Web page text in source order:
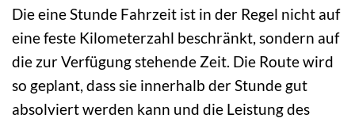
Die eine Stunde Fahrzeit ist in der Regel nicht auf
eine feste Kilometerzahl beschränkt, sondern auf
die zur Verfügung stehende Zeit. Die Route wird
so geplant, dass sie innerhalb der Stunde gut
absolviert werden kann und die Leistung des